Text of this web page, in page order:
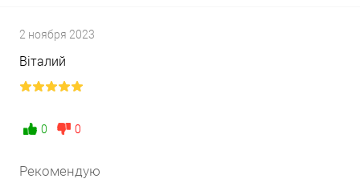
2 ноября 2023
Віталий
0 0
Рекомендую